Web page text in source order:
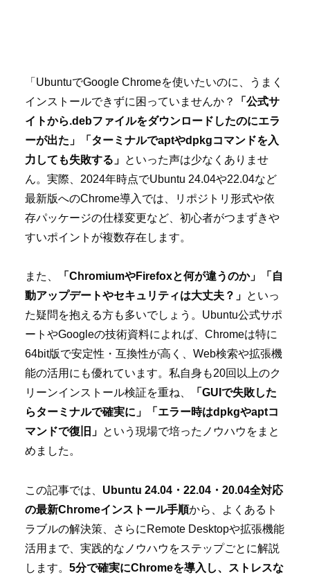
「UbuntuでGoogle Chromeを使いたいのに、うまく
インストールできずに困っていませんか？
「公式サ
イトから.debファイルをダウンロードしたのにエラ
ーが出た」「ターミナルでaptやdpkgコマンドを入
力しても失敗する」 といった声は少なくありませ
ん。実際、2024年時点でUbuntu 24.04や22.04など
最新版へのChrome導入では、リポジトリ形式や依
存パッケージの仕様変更など、初心者がつまずきや
すいポイントが複数存在します。
また、
「ChromiumやFirefoxと何が違うのか」「自
動アップデートやセキュリティは大丈夫？」 といっ
た疑問を抱える方も多いでしょう。Ubuntu公式サポ
ートやGoogleの技術資料によれば、Chromeは特に
64bit版で安定性・互換性が高く、Web検索や拡張機
能の活用にも優れています。私自身も20回以上のク
リーンインストール検証を重ね、
「GUIで失敗した
らターミナルで確実に」「エラー時はdpkgやaptコ
マンドで復旧」 という現場で培ったノウハウをまと
めました。
この記事では、 Ubuntu 24.04・22.04・20.04全対応
の最新Chromeインストール手順から、よくあるト
ラブルの解決策、さらにRemote Desktopや拡張機能
活用まで、実践的なノウハウをステップごとに解説
します。 5分で確実にChromeを導入し、ストレスな